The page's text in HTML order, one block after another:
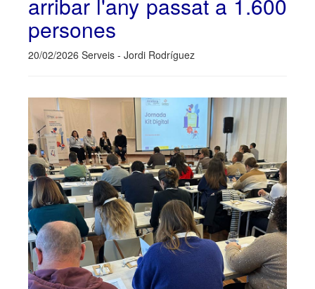
persones
20/02/2026 Serveis - Jordi Rodríguez